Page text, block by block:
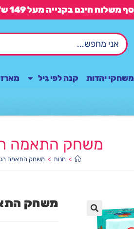
משחקי יהדות קנה לפי גיל
משחק התאמה
> חנות > משחק התאמה
משחק